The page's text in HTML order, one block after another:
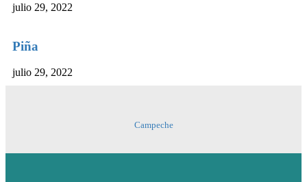
julio 29, 2022
Piña
julio 29, 2022
Campeche